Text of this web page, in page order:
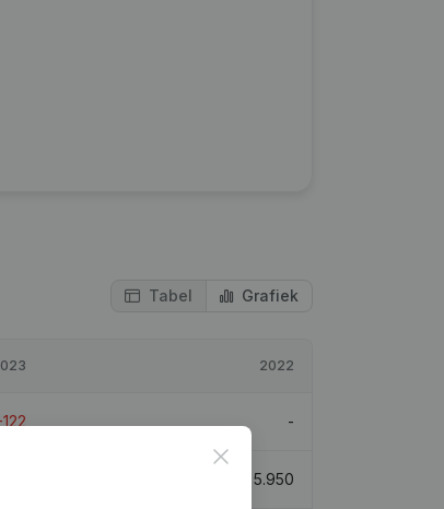
Tabel Grafiek
2022
-
5.950
Close